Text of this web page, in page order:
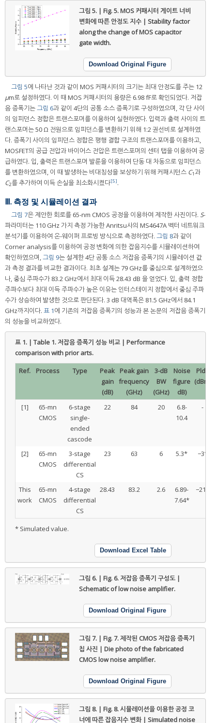
그림 5. | Fig. 5.MOS 커패시터 게이트 너비
변화에 따른 안정도 지수 | Stability factor
along the change of MOS capacitor
gate width.
Download Original Figure
그림 5에 나타난 것과 같이 MOS 커패시터의 크기는 최대 안정도를 주는 12
μm로 설정하였다. 이 때 MOS 커패시터의 용량은 6.98 fF로 확인되었다. 저잡
음 증폭기는그림 6과 같이 4단의 공통 소스 증폭기로 구성하였으며, 각 단 사이
의 임피던스 정합은 트랜스포머를 이용하여 실현하였다. 입력과 출력 사이의 트
랜스포머는 50 Ω 전원으로 임피던스를 변환하기 위해 1:2 권선비로 설계하였
다. 증폭기 사이의 임피던스 정합은 평행 결합 구조의 트랜스포머를 이용하고,
MOSFET의 공급 전압과 바이어스 전압은 트랜스포머의 센터 탭을 이용하여 공
급하였다. 입, 출력은 트랜스포머 발룬을 이용하여 단동 대 차동으로 임피던스
를 변환하였으며, 이 때 발생하는 비대칭성을 보상하기 위해 커패시턴스 C1과
C2를 추가하여 이득 손실을 최소화시켰다[5].
Ⅲ. 측정 및 시뮬레이션 결과
그림 7은 제안한 회로를 65-nm CMOS 공정을 이용하여 제작한 사진이다. S-
파라미터는 110 GHz 가지 측정 가능한 Anritsu사의 MS4647A 벡터 네트워크
분석기를 이용하여 온-웨이퍼 프로빙 방식으로 측정하였다. 그림 8과 같이
Corner analysis를 이용하여 공정 변화에 의한 잡음지수를 시뮬레이션하여
확인하였으며,그림 9는 설계한 4단 공통 소스 저잡음 증폭기의 시뮬레이션 값
과 측정 결과를 비교한 결과이다. 최초 설계는 79 GHz를 중심으로 설계하였으
나, 중심 주파수가 83.2 GHz에서 최대 이득 28.43 dB 을 얻었다. 입, 출력 정합
주파수보다 최대 이득 주파수가 높은 이유는 인터스테이지 정합에서 중심 주파
수가 상승하여 발생한 것으로 판단된다. 3 dB 대역폭은 81.5 GHz에서 84.1
GHz까지이다. 표 1에 기존의 저잡음 증폭기의 성능과 본 논문의 저잡음 증폭기
의 성능을 비교하였다.
표 1. | Table 1.저잡음 증폭기 성능 비교 | Performance
comparison with prior arts.
Ref. Process Type
Peak
gain
(dB)
Peak gain
frequency
(GHz)
3-dB
BW
(GHz)
Noise
figure
dB)
PldB
(dBm)
[1]
65-mn
CMOS
6-stage
single-
ended
cascode
22 84 20
6.8-
10.4
-
[2]
65-mn
CMOS
3-stage
differential
CS
23 63 6 5.3* −3*
This
work
65-mn
CMOS
4-stage
differential
CS
28.43 83.2 2.6
6.89-
7.64*
−21*
* Simulated value.
Download Excel Table
그림 6. | Fig. 6.저잡음 증폭기 구성도 |
Schematic of low noise amplifier.
Download Original Figure
그림 7. | Fig. 7.제작된 CMOS 저잡음 증폭기
칩 사진 | Die photo of the fabricated
CMOS low noise amplifier.
Download Original Figure
그림 8. | Fig. 8.시뮬레이션을 이용한 공정 코
너에 따른 잡음지수 변화 | Simulated noise